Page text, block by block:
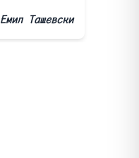
Емил Ташевски